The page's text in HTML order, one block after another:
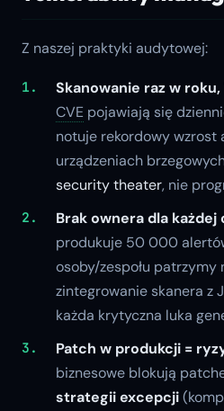
Z naszej praktyki audytowej:
Skanowanie raz w
CVE pojawiają się
notuje rekordowy wzrost
urządzeniach
security theater, nie
Brak ownera dla każdej
produkuje 50 000
osoby/zespołu patrzymy
zintegrowanie skanera z
każda krytyczna luka
Patch w produkcji =
biznesowe blokują
strategii excepcji